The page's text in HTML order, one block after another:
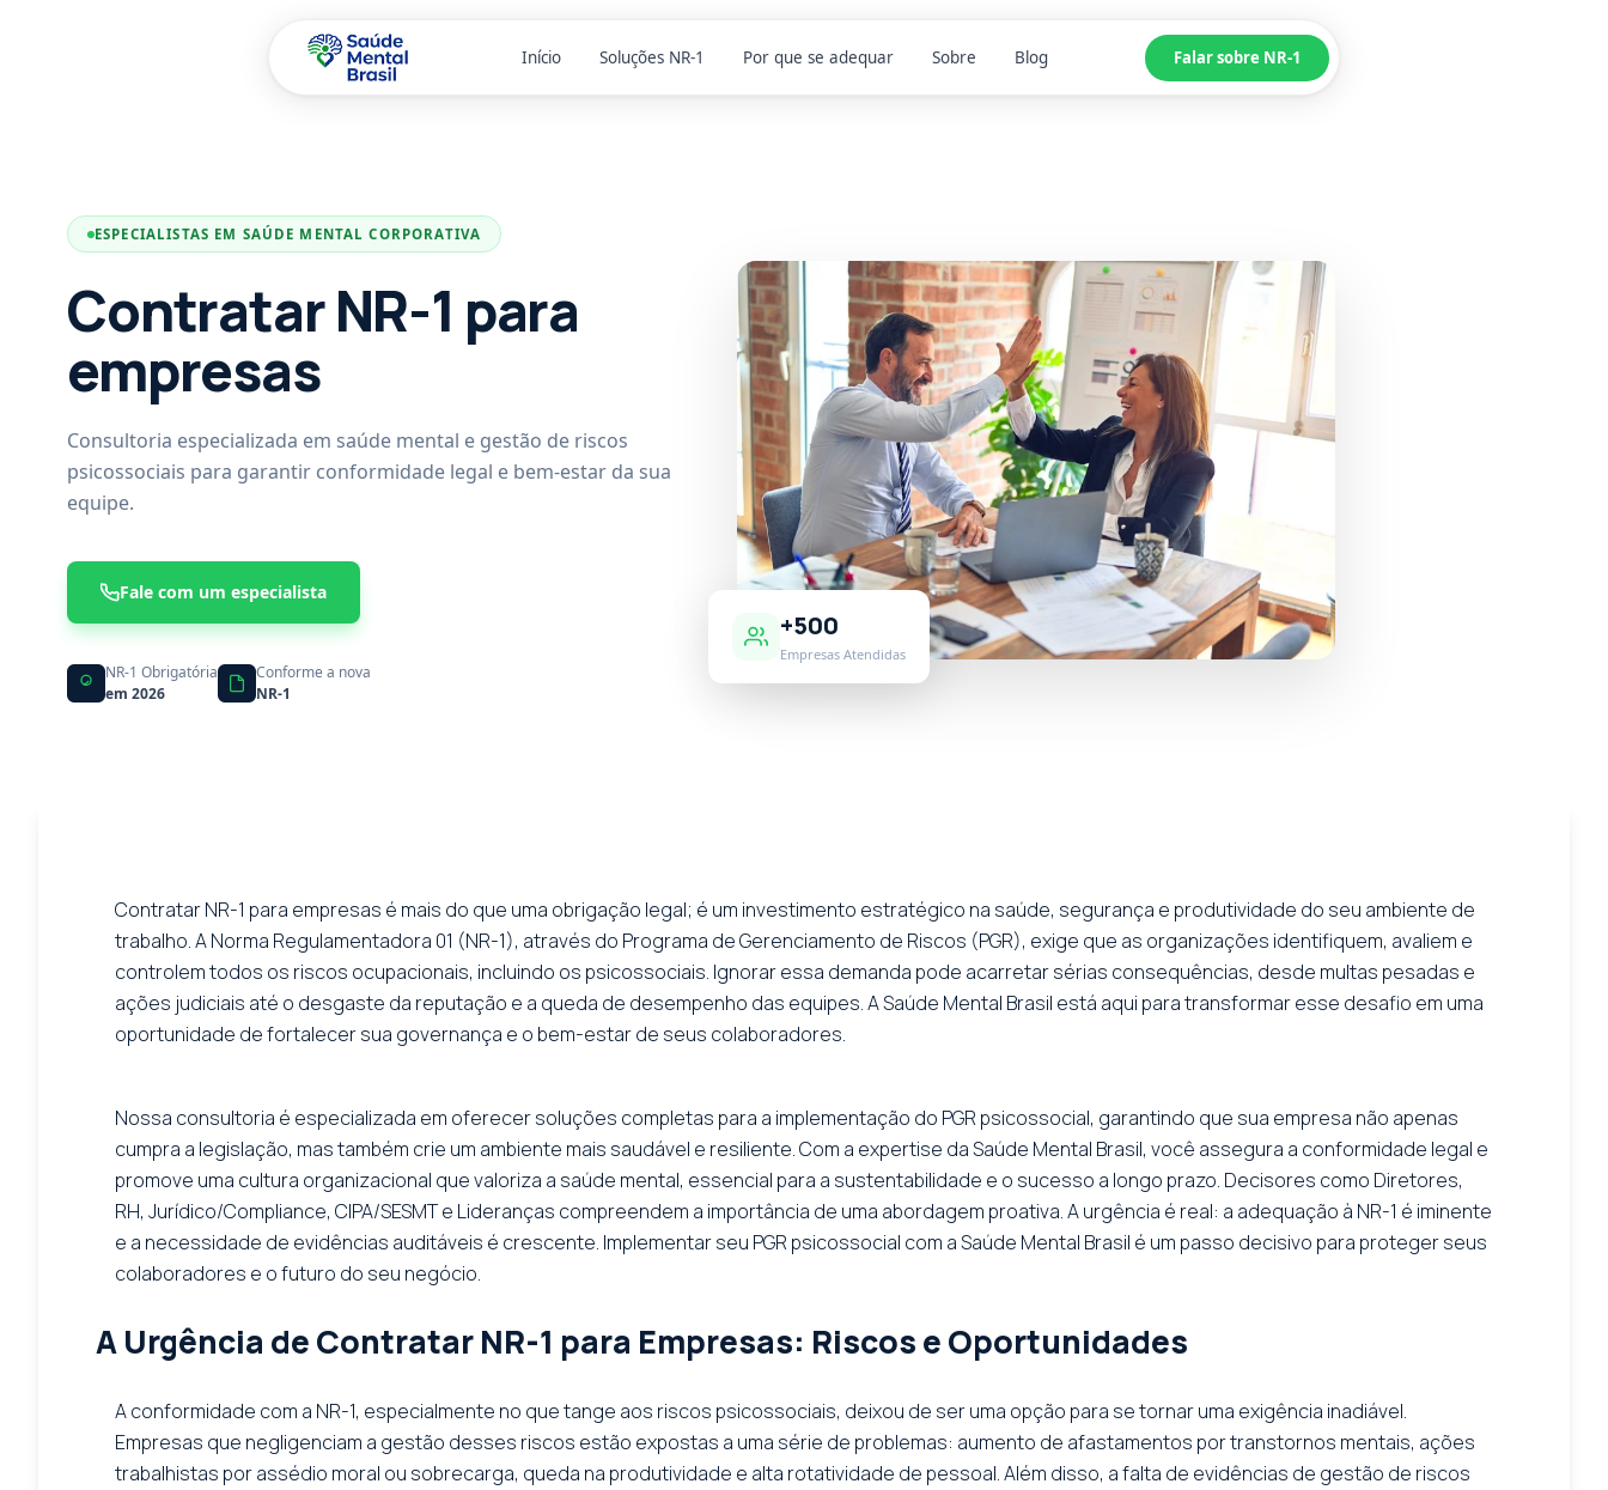
Início Soluções NR-1 Por que se adequar Sobre Blog Falar sobre NR-1
ESPECIALISTAS EM SAÚDE MENTAL CORPORATIVA
Contratar NR-1 para
empresas
Consultoria especializada em saúde mental e gestão de riscos
psicossociais para garantir conformidade legal e bem-estar da sua
equipe.
Fale com um especialista
NR-1 Obrigatória
em 2026
Conforme a nova
NR-1
+500
Empresas Atendidas
Contratar NR-1 para empresas é mais do que uma obrigação legal; é um investimento estratégico na saúde, segurança e produtividade do seu ambiente de
trabalho. A Norma Regulamentadora 01 (NR-1), através do Programa de Gerenciamento de Riscos (PGR), exige que as organizações identifiquem, avaliem e
controlem todos os riscos ocupacionais, incluindo os psicossociais. Ignorar essa demanda pode acarretar sérias consequências, desde multas pesadas e
ações judiciais até o desgaste da reputação e a queda de desempenho das equipes. A Saúde Mental Brasil está aqui para transformar esse desafio em uma
oportunidade de fortalecer sua governança e o bem-estar de seus colaboradores.
Nossa consultoria é especializada em oferecer soluções completas para a implementação do PGR psicossocial, garantindo que sua empresa não apenas
cumpra a legislação, mas também crie um ambiente mais saudável e resiliente. Com a expertise da Saúde Mental Brasil, você assegura a conformidade legal e
promove uma cultura organizacional que valoriza a saúde mental, essencial para a sustentabilidade e o sucesso a longo prazo. Decisores como Diretores,
RH, Jurídico/Compliance, CIPA/SESMT e Lideranças compreendem a importância de uma abordagem proativa. A urgência é real: a adequação à NR-1 é iminente
e a necessidade de evidências auditáveis é crescente. Implementar seu PGR psicossocial com a Saúde Mental Brasil é um passo decisivo para proteger seus
colaboradores e o futuro do seu negócio.
A Urgência de Contratar NR-1 para Empresas: Riscos e Oportunidades
A conformidade com a NR-1, especialmente no que tange aos riscos psicossociais, deixou de ser uma opção para se tornar uma exigência inadiável.
Empresas que negligenciam a gestão desses riscos estão expostas a uma série de problemas: aumento de afastamentos por transtornos mentais, ações
trabalhistas por assédio moral ou sobrecarga, queda na produtividade e alta rotatividade de pessoal. Além disso, a falta de evidências de gestão de riscos